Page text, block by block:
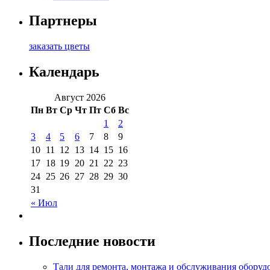
Партнеры
заказать цветы
Календарь
Август 2026
Пн Вт Ср Чт Пт Сб Вс
« Июл
1
2
3
4 5 6 7 8
9
10 11 12 13 14 15 16
17 18 19 20 21 22 23
24 25 26 27 28 29 30
31
Последние новости
Тали для ремонта, монтажа и обслуживания